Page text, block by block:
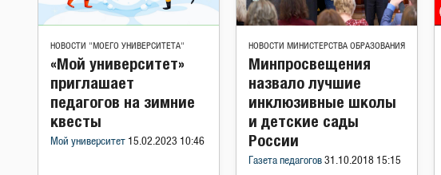
НОВОСТИ "МОЕГО УНИВЕРСИТЕТА"
«Мой университет»
приглашает
педагогов на зимние
квесты
Мой университет 15.02.2023 10:46
НОВОСТИ МИНИСТЕРСТВА ОБРАЗОВАНИЯ
Минпросвещения
назвало лучшие
инклюзивные школы
и детские сады
России
Газета педагогов 31.10.2018 15:15